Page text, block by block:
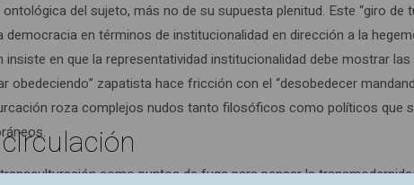
del sujeto, más no de su supuesta plenitud. Este “giro de
en términos de institucionalidad en dirección a la
en que la representatividad institucionalidad debe mostrar las
obedeciendo” zapatista hace fricción con el “desobedecer
roza complejos nudos tanto filosóficos como políticos que
como puntos de fuga para pensar la